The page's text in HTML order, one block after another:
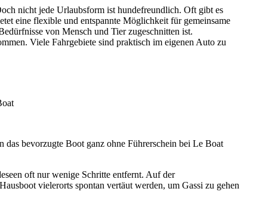
nicht jede Urlaubsform ist hundefreundlich. Oft gibt es
eine flexible und entspannte Möglichkeit für gemeinsame
von Mensch und Tier zugeschnitten ist.
Viele Fahrgebiete sind praktisch im eigenen Auto zu
bevorzugte Boot ganz ohne Führerschein bei Le Boat
oft nur wenige Schritte entfernt. Auf der
vielerorts spontan vertäut werden, um Gassi zu gehen